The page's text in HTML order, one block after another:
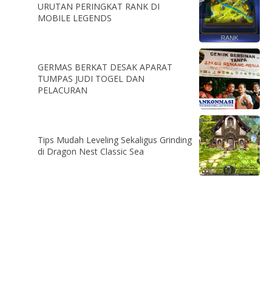
URUTAN PERINGKAT RANK DI
MOBILE LEGENDS
GERMAS BERKAT DESAK APARAT
TUMPAS JUDI TOGEL DAN
PELACURAN
Tips Mudah Leveling Sekaligus Grinding
di Dragon Nest Classic Sea